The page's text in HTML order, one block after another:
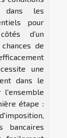
dans les
pour
d’un
de
une
dans le
l'ensemble
étape :
bancaires